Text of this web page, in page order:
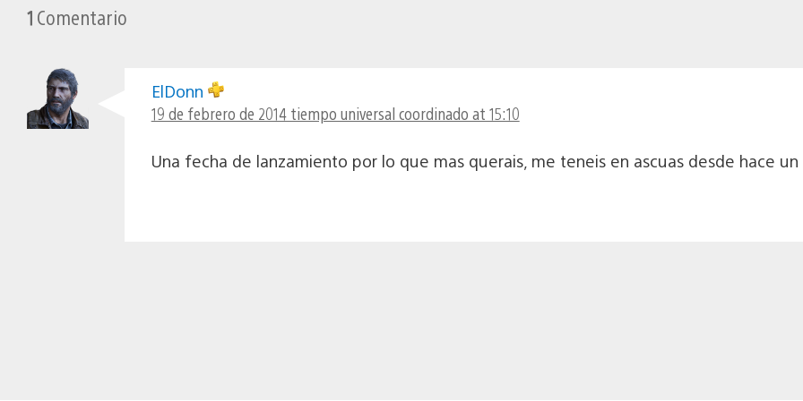
1 Comentario
ElDonn
19 de febrero de 2014 tiempo universal coordinado at 15:10
Una fecha de lanzamiento por lo que mas querais, me teneis en ascuas desde hace